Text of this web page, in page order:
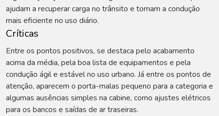
ajudam a recuperar carga no trânsito e tornam a condução
mais eficiente no uso diário.
Críticas
Entre os pontos positivos, se destaca pelo acabamento
acima da média, pela boa lista de equipamentos e pela
condução ágil e estável no uso urbano. Já entre os pontos de
atenção, aparecem o porta-malas pequeno para a categoria e
algumas ausências simples na cabine, como ajustes elétricos
para os bancos e saídas de ar traseiras.